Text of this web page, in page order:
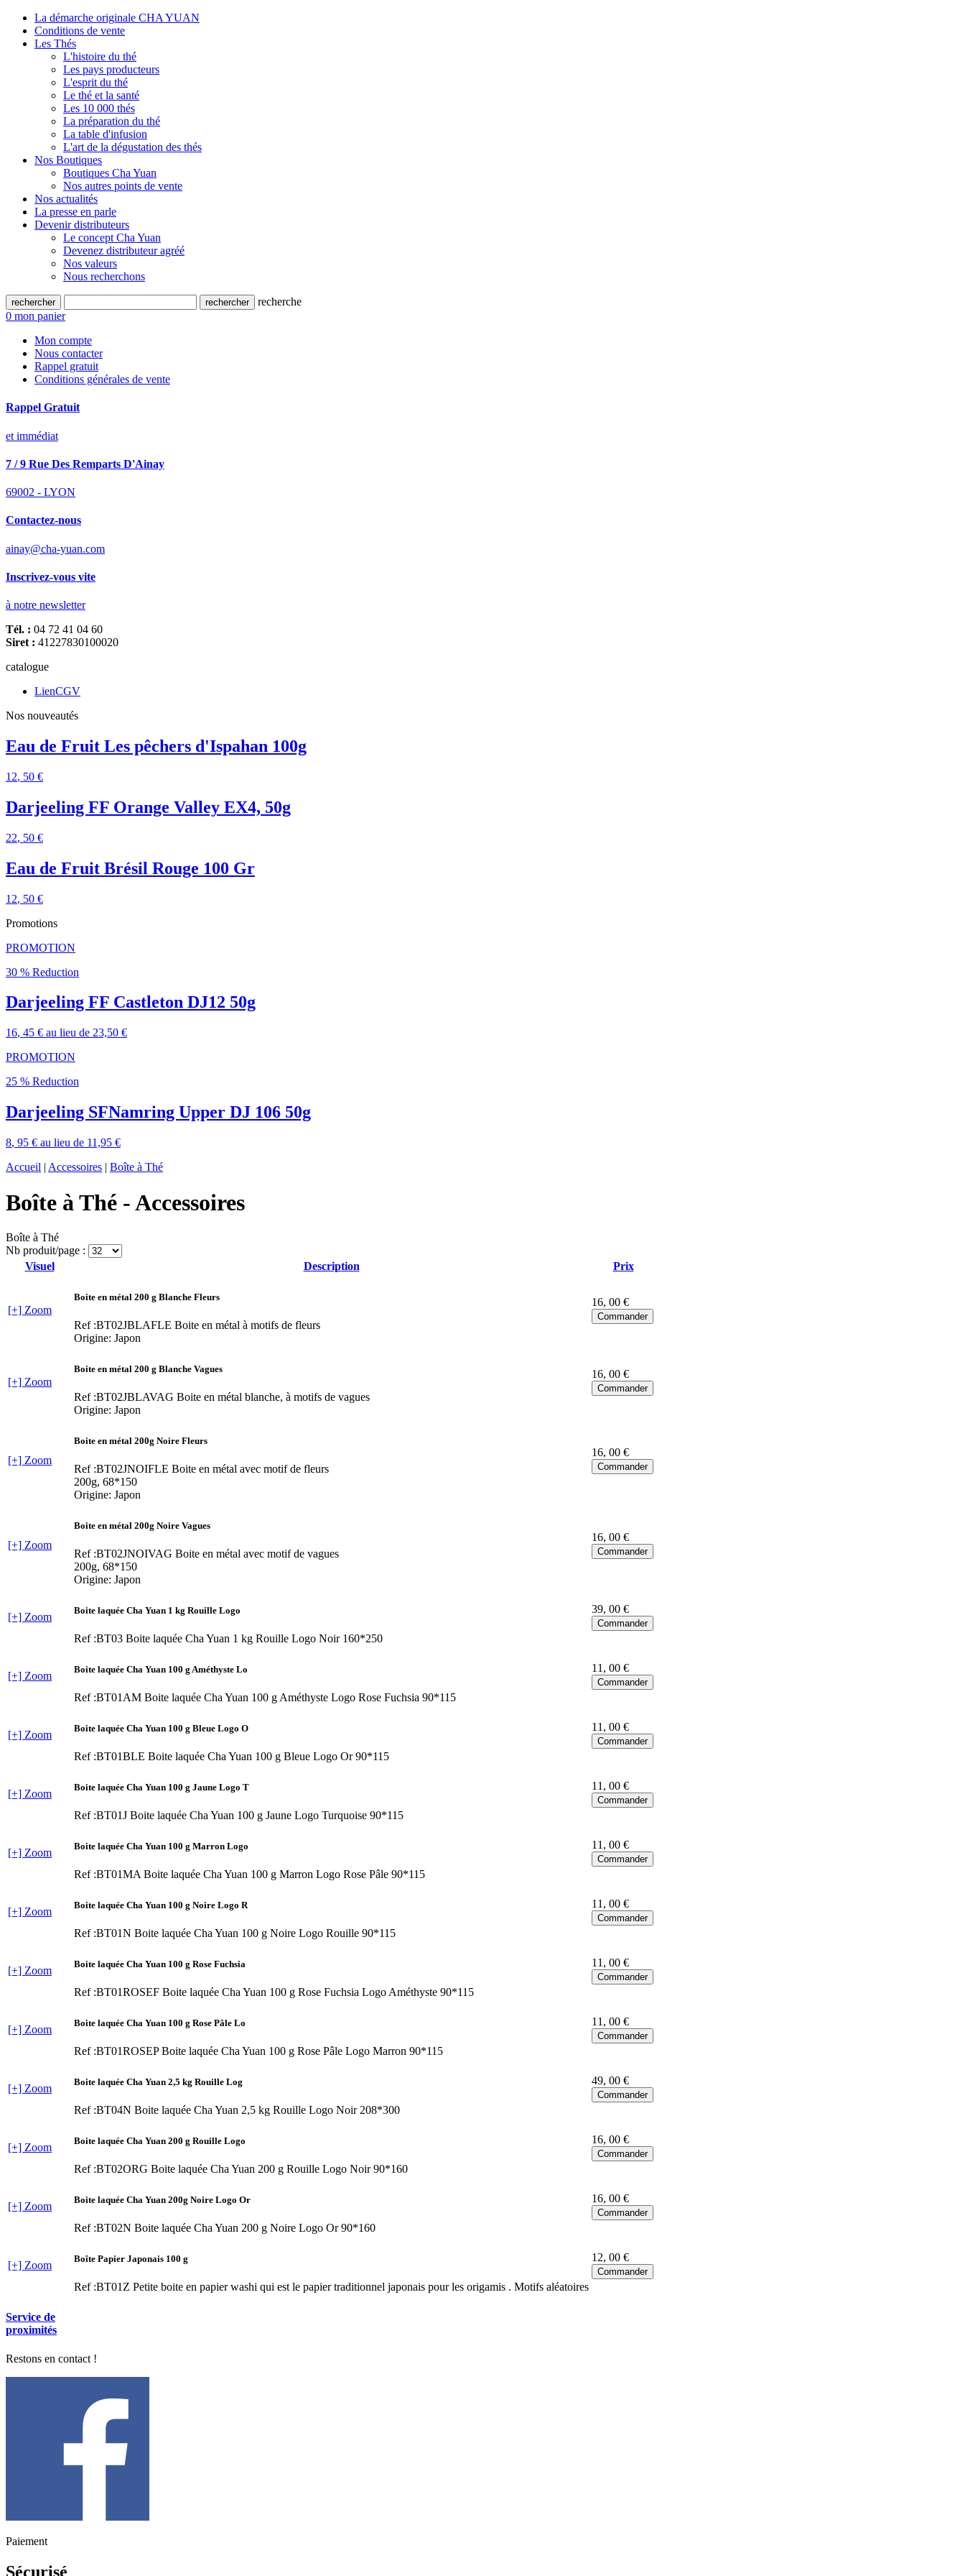
La démarche originale CHA YUAN
Conditions de vente
Les Thés
L'histoire du thé
Les pays producteurs
L'esprit du thé
Le thé et la santé
Les 10 000 thés
La préparation du thé
La table d'infusion
L'art de la dégustation des thés
Nos Boutiques
Boutiques Cha Yuan
Nos autres points de vente
Nos actualités
La presse en parle
Devenir distributeurs
Le concept Cha Yuan
Devenez distributeur agréé
Nos valeurs
Nous recherchons
recherche
0 mon panier
Mon compte
Nous contacter
Rappel gratuit
Conditions générales de vente
Rappel Gratuit
et immédiat
7 / 9 Rue Des Remparts D'Ainay
69002 - LYON
Contactez-nous
ainay@cha-yuan.com
Inscrivez-vous vite
à notre newsletter
Tél. : 04 72 41 04 60
Siret : 41227830100020
catalogue
LienCGV
Nos nouveautés
Eau de Fruit Les pêchers d'Ispahan 100g
12, 50 €
Darjeeling FF Orange Valley EX4, 50g
22, 50 €
Eau de Fruit Brésil Rouge 100 Gr
12, 50 €
Promotions
PROMOTION
30 % Reduction
Darjeeling FF Castleton DJ12 50g
16, 45 € au lieu de 23,50 €
PROMOTION
25 % Reduction
Darjeeling SFNamring Upper DJ 106 50g
8, 95 € au lieu de 11,95 €
Accueil | Accessoires | Boîte à Thé
Boîte à Thé - Accessoires
Boîte à Thé
Nb produit/page :
Visuel
Description Prix
[+] Zoom
Boite en métal 200 g Blanche Fleurs
Ref :BT02JBLAFLE Boite en métal à motifs de fleurs
Origine: Japon
16, 00 €
[+] Zoom
Boite en métal 200 g Blanche Vagues
Ref :BT02JBLAVAG Boite en métal blanche, à motifs de vagues
Origine: Japon
16, 00 €
[+] Zoom
Boite en métal 200g Noire Fleurs
Ref :BT02JNOIFLE Boite en métal avec motif de fleurs
200g, 68*150
Origine: Japon
16, 00 €
[+] Zoom
Boite en métal 200g Noire Vagues
Ref :BT02JNOIVAG Boite en métal avec motif de vagues
200g, 68*150
Origine: Japon
16, 00 €
[+] Zoom
Boite laquée Cha Yuan 1 kg Rouille Logo
Ref :BT03 Boite laquée Cha Yuan 1 kg Rouille Logo Noir 160*250
39, 00 €
[+] Zoom
Boite laquée Cha Yuan 100 g Améthyste Lo
Ref :BT01AM Boite laquée Cha Yuan 100 g Améthyste Logo Rose Fuchsia 90*115
11 , 00 €
[+] Zoom
Boite laquée Cha Yuan 100 g Bleue Logo O
Ref :BT01BLE Boite laquée Cha Yuan 100 g Bleue Logo Or 90*115
11 , 00 €
[+] Zoom
Boite laquée Cha Yuan 100 g Jaune Logo T
Ref :BT01J Boite laquée Cha Yuan 100 g Jaune Logo Turquoise 90*115
11 , 00 €
[+] Zoom
Boite laquée Cha Yuan 100 g Marron Logo
Ref :BT01MA Boite laquée Cha Yuan 100 g Marron Logo Rose Pâle 90*115
11 , 00 €
[+] Zoom
Boite laquée Cha Yuan 100 g Noire Logo R
Ref :BT01N Boite laquée Cha Yuan 100 g Noire Logo Rouille 90*115
11 , 00 €
[+] Zoom
Boite laquée Cha Yuan 100 g Rose Fuchsia
Ref :BT01ROSEF Boite laquée Cha Yuan 100 g Rose Fuchsia Logo Améthyste 90*115
11 , 00 €
[+] Zoom
Boite laquée Cha Yuan 100 g Rose Pâle Lo
Ref :BT01ROSEP Boite laquée Cha Yuan 100 g Rose Pâle Logo Marron 90*115
11 , 00 €
[+] Zoom
Boite laquée Cha Yuan 2,5 kg Rouille Log
Ref :BT04N Boite laquée Cha Yuan 2,5 kg Rouille Logo Noir 208*300
49, 00 €
[+] Zoom
Boite laquée Cha Yuan 200 g Rouille Logo
Ref :BT02ORG Boite laquée Cha Yuan 200 g Rouille Logo Noir 90*160
16, 00 €
[+] Zoom
Boite laquée Cha Yuan 200g Noire Logo Or
Ref :BT02N Boite laquée Cha Yuan 200 g Noire Logo Or 90*160
16, 00 €
[+] Zoom
Boîte Papier Japonais 100 g
Ref :BT01Z Petite boite en papier washi qui est le papier traditionnel japonais pour les origamis . Motifs aléatoires
12, 00 €
Service de
proximités
Restons en contact !
Paiement
Sécurisé